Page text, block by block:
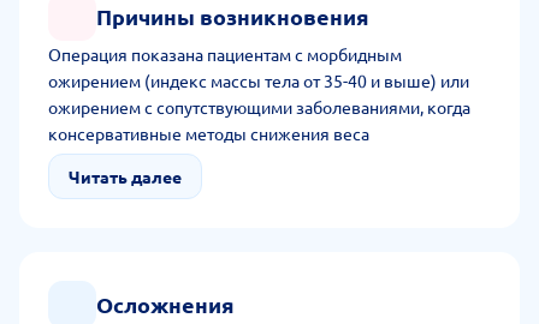
Причины возникновения
Операция показана пациентам с морбидным
ожирением (индекс массы тела от 35-40 и выше) или
ожирением с сопутствующими заболеваниями, когда
консервативные методы снижения веса
неэффективны.
Читать далее
Осложнения